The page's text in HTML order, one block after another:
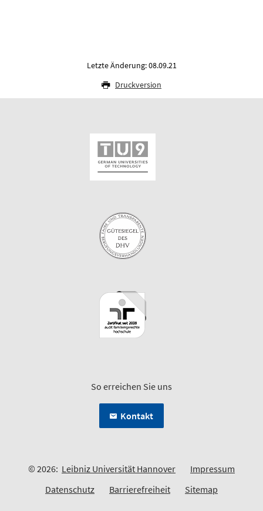
Letzte Änderung: 08.09.21
Druckversion
So erreichen Sie uns
Kontakt
© 2026: Leibniz Universität Hannover
Impressum
Datenschutz
Barrierefreiheit Sitemap